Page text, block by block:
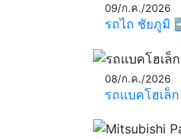
09/ก.ค./2026
รถไถ ชัยภูมิ
08/ก.ค./2026
รถแบคโฮเล็